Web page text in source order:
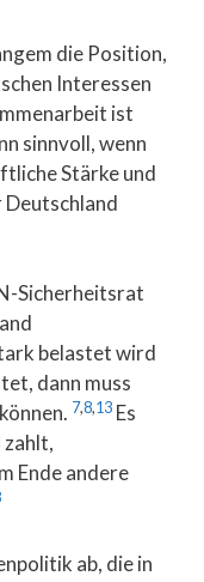
die Position,
Interessen
ist
sinnvoll, wenn
Stärke und
Sicherheitsrat
belastet wird
dann muss
7,8,13 Es
zahlt,
Ende andere
ab, die in